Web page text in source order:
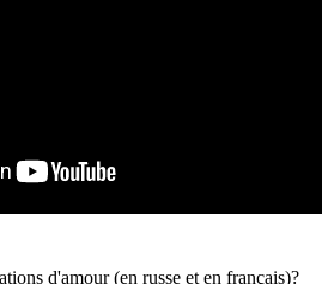
d'amour (en russe et en français)?